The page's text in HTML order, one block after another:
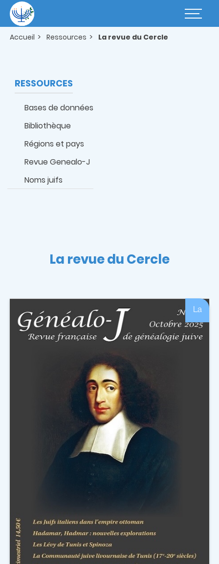
contenu
principal
Basculer
Accueil Ressources La revue du Cercle
RESSOURCES
Bases de données
Bibliothèque
Régions et pays
Revue Genealo-J
Noms juifs
La revue du Cercle
La